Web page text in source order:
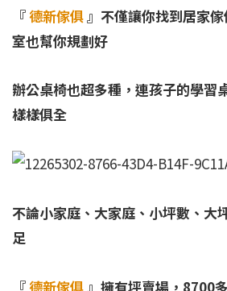
『德新傢俱』不僅讓你找到居家
室也幫你規劃好
辦公桌椅也超多種，連孩子的學習
樣樣俱全
不論小家庭、大家庭、小坪數、大
足
『德新傢俱』擁有坪賣場，8700